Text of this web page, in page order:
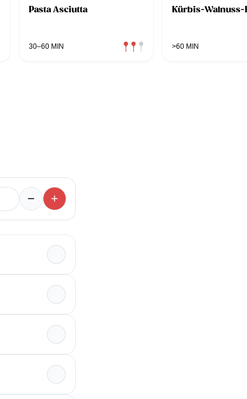
Pasta Asciutta
30–60 MIN
Kürbis-Walnuss-
>60 MIN